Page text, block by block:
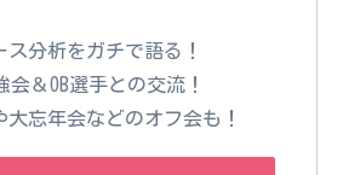
分析をガチで語る！
会＆OB選手との交流！
忘年会などのオフ会も！